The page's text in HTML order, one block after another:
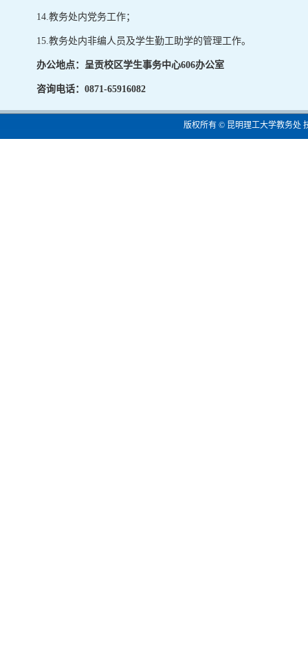
14.教务处内党务工作；
15.教务处内非编人员及学生勤工助学的管理工作。
办公地点：呈贡校区学生事务中心606办公室
咨询电话：0871-65916082
版权所有 © 昆明理工大学教务处